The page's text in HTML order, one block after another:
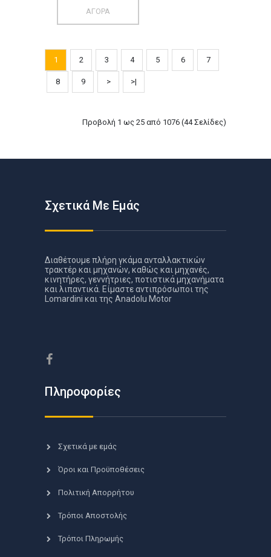
ΑΓΟΡΑ
1 2 3 4 5 6 7
8 9 > >|
Προβολή 1 ως 25 από 1076 (44 Σελίδες)
Σχετικά Με Εμάς
Διαθέτουμε πλήρη γκάμα ανταλλακτικών
τρακτέρ και μηχανών, καθώς και μηχανές,
κινητήρες, γεννήτριες, ποτιστικά μηχανήματα
και λιπαντικά. Είμαστε αντιπρόσωποι της
Lomardini και της Anadolu Motor
Πληροφορίες
Σχετικά με εμάς
Όροι και Προϋποθέσεις
Πολιτική Απορρήτου
Τρόποι Αποστολής
Τρόποι Πληρωμής